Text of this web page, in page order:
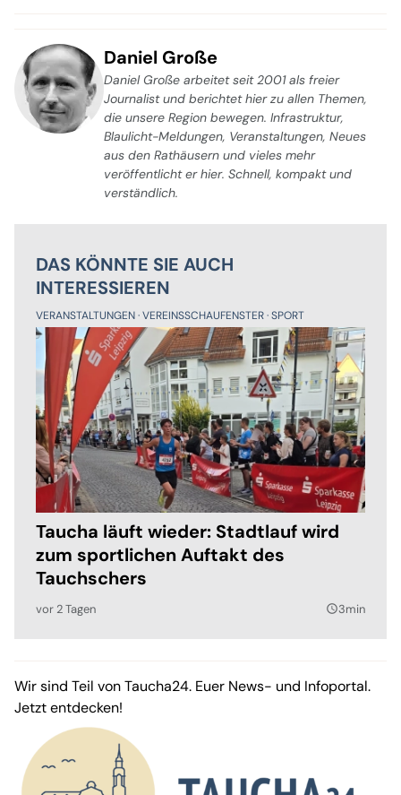
Daniel Große
Daniel Große arbeitet seit 2001 als freier
Journalist und berichtet hier zu allen Themen,
die unsere Region bewegen. Infrastruktur,
Blaulicht-Meldungen, Veranstaltungen, Neues
aus den Rathäusern und vieles mehr
veröffentlicht er hier. Schnell, kompakt und
verständlich.
DAS KÖNNTE SIE AUCH
INTERESSIEREN
VERANSTALTUNGEN VEREINSSCHAUFENSTER SPORT
Taucha läuft wieder: Stadtlauf wird
zum sportlichen Auftakt des
Tauchschers
vor 2 Tagen query_builder3min
Wir sind Teil von Taucha24. Euer News- und Infoportal.
Jetzt entdecken!